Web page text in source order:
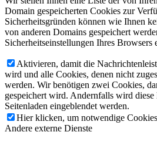
Domain gespeicherten Cookies zur
Sicherheitsgründen können wie Ihnen
von anderen Domains gespeichert
Sicherheitseinstellungen Ihres Browsers
Aktivieren, damit die
wird und alle Cookies, denen nicht
werden. Wir benötigen zwei Cookies,
gespeichert wird. Andernfalls wird
Seitenladen eingeblendet werden.
Hier klicken, um notwendige
Andere externe Dienste